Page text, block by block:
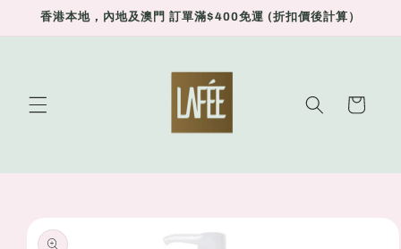
Skip to
香港本地，內地及澳門 訂單滿$400免運 (折扣價後計算）
Cart
product